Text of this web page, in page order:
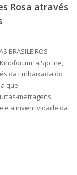
Rosa através
BRASILEIROS
a Spcine,
da Embaixada do
que
metragens
e a inventividade da